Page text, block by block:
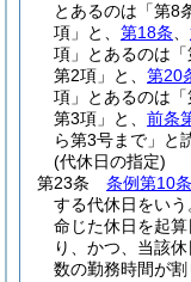
とあるのは「第8
項」と、 第18条
項」とあるのは
第2項」と、 第20
項」とあるのは
第3項」と、 前条
ら第3号まで」と
(代休日の指定)
第23条
条例第10
する代休日をい
命じた休日を起
り、かつ、当該
数の勤務時間が